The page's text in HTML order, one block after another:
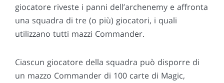
giocatore riveste i panni dell’archenemy e affronta
una squadra di tre (o più) giocatori, i quali
utilizzano tutti mazzi Commander.
Ciascun giocatore della squadra può disporre di
un mazzo Commander di 100 carte di Magic,